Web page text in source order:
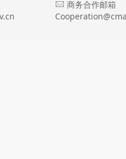
商务合作邮箱